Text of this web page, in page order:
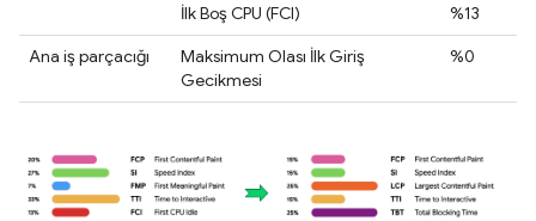
İlk Boş CPU (FCI)
%13
Ana iş parçacığı
Maksimum Olası İlk Giriş
Gecikmesi
%0